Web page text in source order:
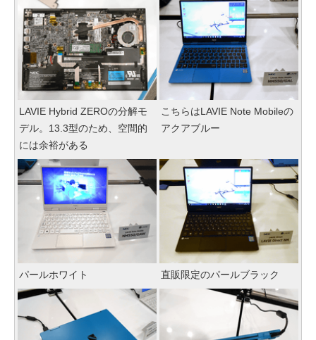
LAVIE Hybrid ZEROの分解モ
デル。13.3型のため、空間的
には余裕がある
こちらはLAVIE Note Mobileの
アクアブルー
パールホワイト 直販限定のパールブラック